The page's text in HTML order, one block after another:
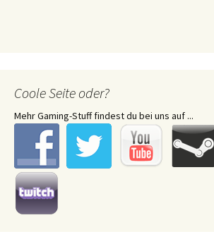
Coole Seite oder?
Mehr Gaming-Stuff findest du bei uns auf ...